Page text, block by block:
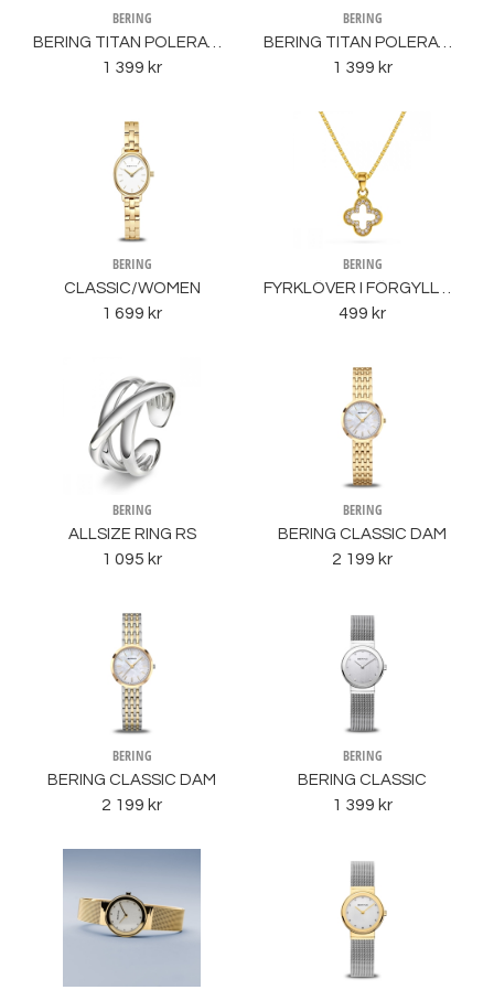
BERING
BERING TITAN POLERAT/ SVART
1 399 kr
BERING
BERING TITAN POLERAT/ GULD
1 399 kr
BERING
CLASSIC/WOMEN
1 699 kr
BERING
FYRKLÖVER I FÖRGYLLT SILVER MED CZ.
499 kr
BERING
ALLSIZE RING RS
1 095 kr
BERING
BERING CLASSIC DAM
2 199 kr
BERING
BERING CLASSIC DAM
2 199 kr
BERING
BERING CLASSIC
1 399 kr